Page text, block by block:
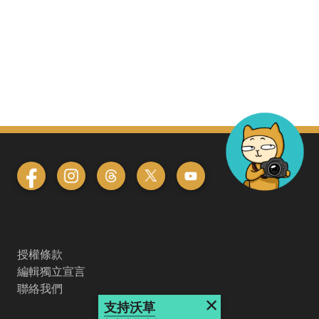
授權條款
編輯獨立宣言
聯絡我們
支持沃草 ×